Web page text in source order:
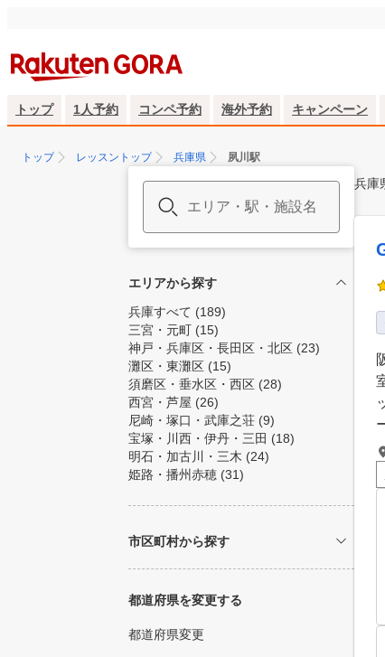
トップ 1人予約 コンペ予約 海外予約 キャンペーン
トップ レッスントップ 兵庫県 夙川駅
エリアから探す
兵庫すべて (189)
三宮・元町 (15)
神戸・兵庫区・長田区・北区 (23)
灘区・東灘区 (15)
須磨区・垂水区・西区 (28)
西宮・芦屋 (26)
尼崎・塚口・武庫之荘 (9)
宝塚・川西・伊丹・三田 (18)
明石・加古川・三木 (24)
姫路・播州赤穂 (31)
市区町村から探す
都道府県を変更する
都道府県変更
兵庫